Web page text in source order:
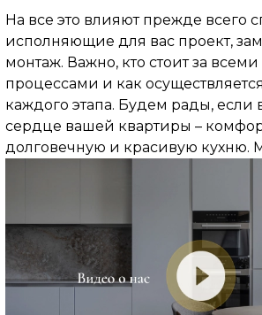
На все это влияют прежде всего
исполняющие для вас проект,
монтаж. Важно, кто стоит за
процессами и как
каждого этапа. Будем рады, если
сердце вашей квартиры –
долговечную и красивую кухню.